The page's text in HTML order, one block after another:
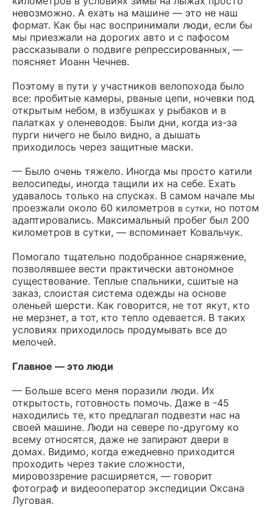
невозможно. А ехать на машине — это не наш
формат. Как бы нас воспринимали люди, если бы
мы приезжали на дорогих авто и с пафосом
рассказывали о подвиге репрессированных, —
поясняет Иоанн Чечнев.
Поэтому в пути у участников велопохода было
все: пробитые камеры, рваные цепи, ночевки под
открытым небом, в избушках у рыбаков и в
палатках у оленеводов. Были дни, когда из-за
пурги ничего не было видно, а дышать
приходилось через защитные маски.
— Было очень тяжело. Иногда мы просто катили
велосипеды, иногда тащили их на себе. Ехать
удавалось только на спусках. В самом начале мы
проезжали около 60 километров в сутки, но потом
адаптировались. Максимальный пробег был 200
километров в сутки, — вспоминает Ковальчук.
Помогало тщательно подобранное снаряжение,
позволявшее вести практически автономное
существование. Теплые спальники, сшитые на
заказ, слоистая система одежды на основе
оленьей шерсти. Как говорится, не тот якут, кто
не мерзнет, а тот, кто тепло одевается. В таких
условиях приходилось продумывать все до
мелочей.
Главное — это люди
— Больше всего меня поразили люди. Их
открытость, готовность помочь. Даже в -45
находились те, кто предлагал подвезти нас на
своей машине. Люди на севере по-другому ко
всему относятся, даже не запирают двери в
домах. Видимо, когда ежедневно приходится
проходить через такие сложности,
мировоззрение расширяется, — говорит
фотограф и видеооператор экспедиции Оксана
Луговая.